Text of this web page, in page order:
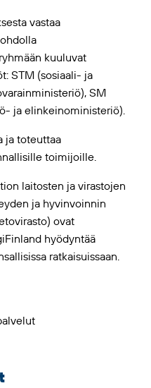
vastaa
kuuluvat
STM (sosiaali- ja
SM
ja elinkeinoministeriö).
ja toteuttaa
toimijoille.
laitosten ja virastojen
ja hyvinvoinnin
ovat
hyödyntää
ratkaisuissaan.